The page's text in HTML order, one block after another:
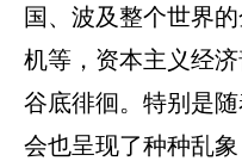
国、 波及整个世界的
机等，资本主义经
谷底徘徊。特别是
会也呈现了种种乱象